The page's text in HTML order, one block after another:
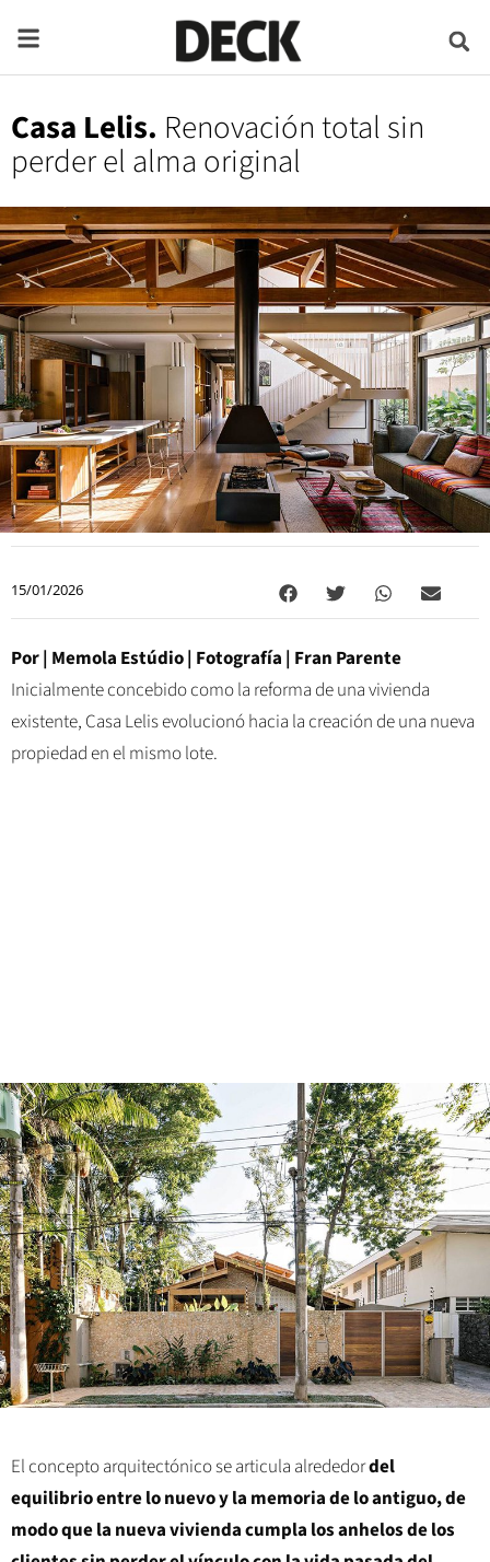
Casa Lelis. Renovación total sin
perder el alma original
15/01/2026
Por | Memola Estúdio| Fotografía | Fran Parente
Inicialmente concebido como la reforma de una vivienda
existente, Casa Lelis evolucionó hacia la creación de una nueva
propiedad en el mismo lote.
El concepto arquitectónico se articula alrededordel
equilibrio entre lo nuevo y la memoria de lo antiguo, de
modo que la nueva vivienda cumpla los anhelos de los
clientes sin perder el vínculo con la vida pasada del